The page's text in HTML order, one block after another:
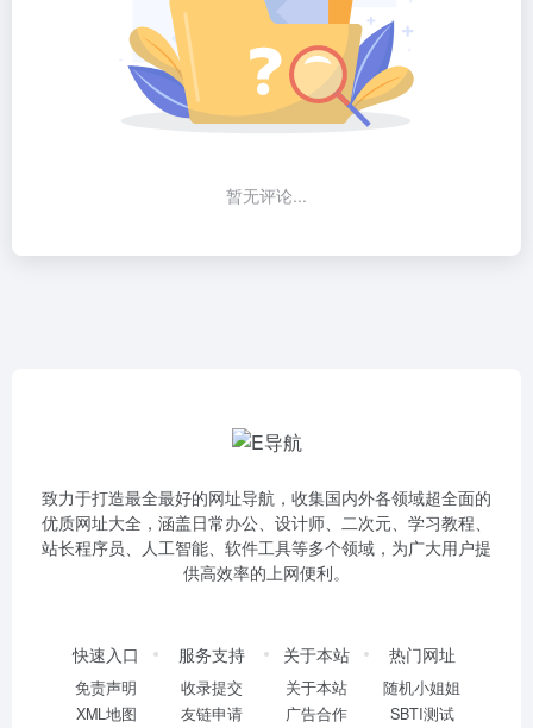
暂无评论...
致力于打造最全最好的网址导航，收集国内外各领域超全面的
优质网址大全，涵盖日常办公、设计师、二次元、学习教程、
站长程序员、人工智能、软件工具等多个领域，为广大用户提
供高效率的上网便利。
快速入口
免责声明
XML地图
服务支持
收录提交
友链申请
关于本站
关于本站
广告合作
热门网址
随机小姐姐
SBTI测试